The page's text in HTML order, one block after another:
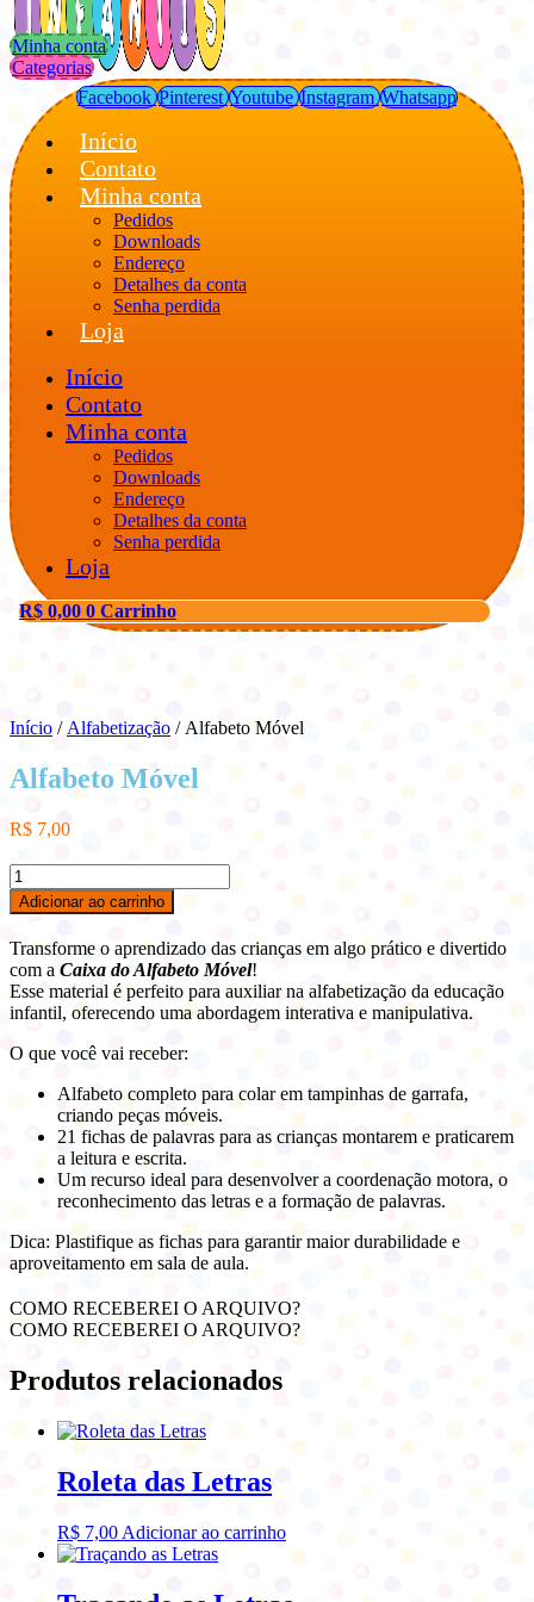
Minha conta
Categorias
Facebook Pinterest Youtube Instagram Whatsapp
Início
Contato
Minha conta
Pedidos
Downloads
Endereço
Detalhes da conta
Senha perdida
Loja
Início
Contato
Minha conta
Pedidos
Downloads
Endereço
Detalhes da conta
Senha perdida
Loja
R$ 0,00 0 Carrinho
Início / Alfabetização / Alfabeto Móvel
Alfabeto Móvel
R$ 7,00
Alfabeto
Móvel
quantidade
Adicionar ao carrinho
Transforme o aprendizado das crianças em algo prático e divertido
com a Caixa do Alfabeto Móvel!
Esse material é perfeito para auxiliar na alfabetização da educação
infantil, oferecendo uma abordagem interativa e manipulativa.
O que você vai receber:
Alfabeto completo para colar em tampinhas de garrafa,
criando peças móveis.
21 fichas de palavras para as crianças montarem e praticarem
a leitura e escrita.
Um recurso ideal para desenvolver a coordenação motora, o
reconhecimento das letras e a formação de palavras.
Dica: Plastifique as fichas para garantir maior durabilidade e
aproveitamento em sala de aula.
COMO RECEBEREI O ARQUIVO?
COMO RECEBEREI O ARQUIVO?
Produtos relacionados
Roleta das Letras
R$ 7,00 Adicionar ao carrinho